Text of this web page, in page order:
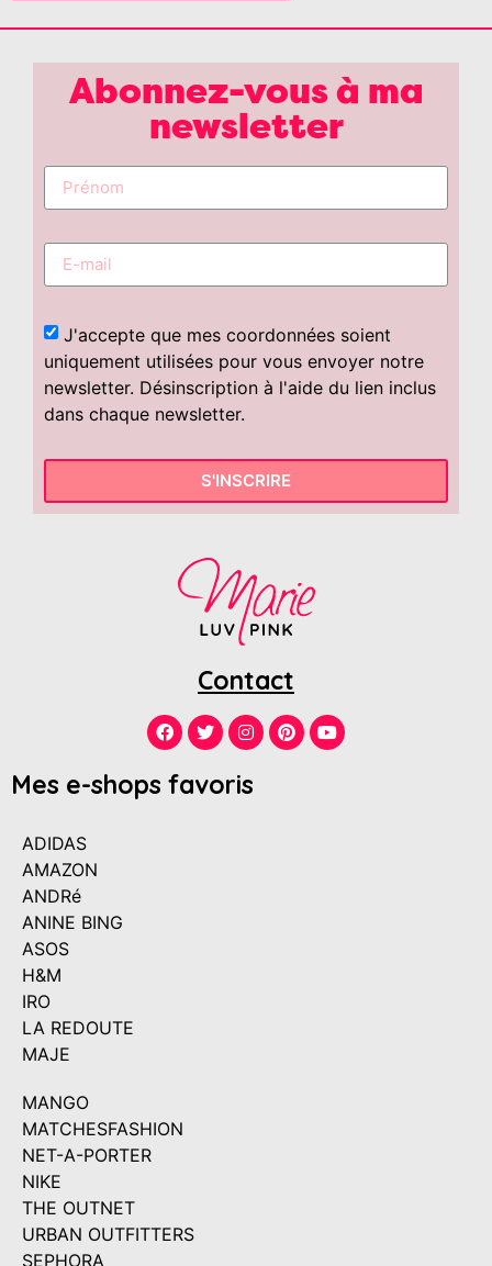
Abonnez-vous à ma
newsletter
J'accepte que mes coordonnées soient
uniquement utilisées pour vous envoyer notre
newsletter. Désinscription à l'aide du lien inclus
dans chaque newsletter.
S'INSCRIRE
Contact
Mes e-shops favoris
ADIDAS
AMAZON
ANDRé
ANINE BING
ASOS
H&M
IRO
LA REDOUTE
MAJE
MANGO
MATCHESFASHION
NET-A-PORTER
NIKE
THE OUTNET
URBAN OUTFITTERS
SEPHORA